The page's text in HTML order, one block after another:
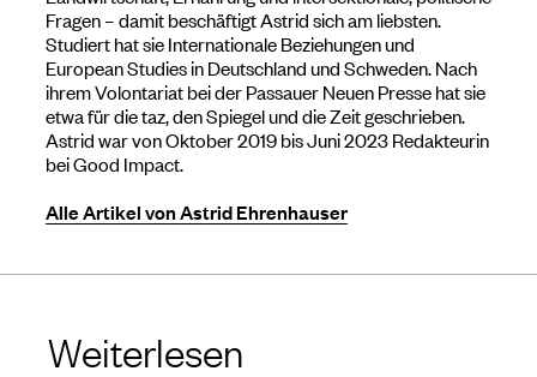
Fragen – damit beschäftigt Astrid sich am liebsten.
Studiert hat sie Internationale Beziehungen und
European Studies in Deutschland und Schweden. Nach
ihrem Volontariat bei der Passauer Neuen Presse hat sie
etwa für die taz, den Spiegel und die Zeit geschrieben.
Astrid war von Oktober 2019 bis Juni 2023 Redakteurin
bei Good Impact.
Alle Artikel von Astrid Ehrenhauser
Weiterlesen